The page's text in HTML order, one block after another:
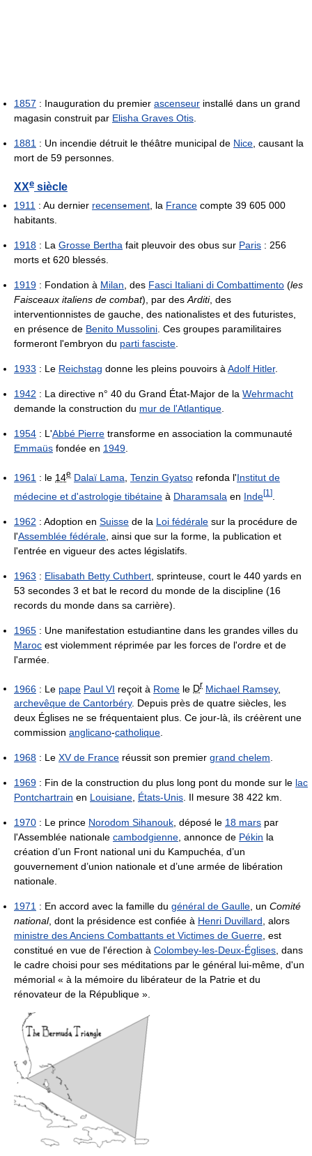
1857 : Inauguration du premier ascenseur installé dans un grand
magasin construit par Elisha Graves Otis
1881 : Un incendie détruit le théâtre municipal de Nice , causant la
mort de 59 personnes.
XXe siècle
1911 : Au dernier recensement, la France compte 39 605 000
habitants.
1918 : La Grosse Bertha fait pleuvoir des obus sur Paris : 256
morts et 620 blessés.
1919 : Fondation à Milan, des Fasci Italiani di Combattimento (les
Faisceaux italiens de combat), par desArditi, des
interventionnistes de gauche, des nationalistes et des futuristes,
en présence de Benito Mussolini. Ces groupes paramilitaires
formeront l'embryon du parti fasciste.
1933 : Le Reichstag donne les pleins pouvoirs àAdolf Hitler.
1942 : La directive n° 40 du Grand État-Major de la Wehrmacht
demande la construction du mur de l'Atlantique.
1954 : L'Abbé Pierre transforme en association la communauté
Emmaüs fondée en 1949.
1961 : le 14e Dalaï Lama Tenzin Gyatso refonda l'Institut de
médecine et d'astrologie tibétaine à Dharamsala en Inde[1 ]
1962 : Adoption en Suisse de la Loi fédérale sur la procédure de
l'Assemblée fédérale , ainsi que sur la forme, la publication et
l'entrée en vigueur des actes législatifs.
1963 : Elisabath Betty Cuthbert , sprinteuse, court le 440 yards en
53 secondes 3 et bat le record du monde de la discipline (16
records du monde dans sa carrière).
1965 : Une manifestation estudiantine dans les grandes villes du
Maroc est violemment réprimée par les forces de l'ordre et de
l'armée.
1966 : Le pape Paul VI reçoit à Rome le Dr Michael Ramsey,
archevêque de Cantorbéry. Depuis près de quatre siècles, les
deux Églises ne se fréquentaient plus. Ce jour-là, ils créèrent une
commission anglicano-catholique.
1968 : Le XV de France réussit son premier grand chelem.
1969 : Fin de la construction du plus long pont du monde sur le lac
Pontchartrain en Louisiane, États-Unis. Il mesure 38 422 km.
1970 : Le prince Norodom Sihanouk, déposé le 18 mars par
l'Assemblée nationale cambodgienne, annonce de Pékin la
création d’un Front national uni du Kampuchéa, d’un
gouvernement d’union nationale et d’une armée de libération
nationale.
1971 : En accord avec la famille du général de Gaulle, un Comité
national, dont la présidence est confiée à Henri Duvillard, alors
ministre des Anciens Combattants et Victimes de Guerre, est
constitué en vue de l'érection à Colombey-les-Deux-Églises, dans
le cadre choisi pour ses méditations par le général lui-même, d'un
mémorial « à la mémoire du libérateur de la Patrie et du
rénovateur de la République ».